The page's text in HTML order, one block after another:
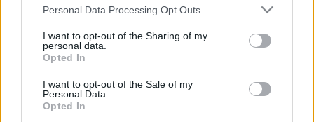
Please note that this website/app uses one or more Google
not limited to your visit or usage behaviour. You may click to
grant or deny consent to Google and its third-party tags to
use your data for below specified purposes in below Google
consent section.
Personal Data Processing Opt Outs
I want to opt-out of the Sharing of my
personal data.
Opted In
I want to opt-out of the Sale of my
Personal Data.
Opted In
20 éve mutatták be Magyarországon